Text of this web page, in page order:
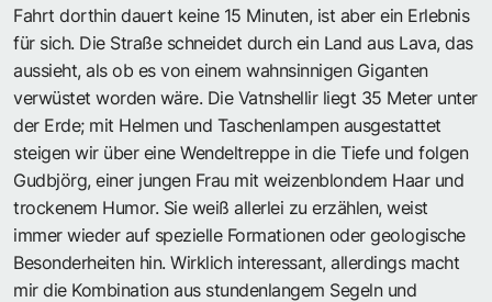
Fahrt dorthin dauert keine 15 Minuten, ist aber ein Erlebnis
für sich. Die Straße schneidet durch ein Land aus Lava, das
aussieht, als ob es von einem wahnsinnigen Giganten
verwüstet worden wäre. Die Vatnshellir liegt 35 Meter unter
der Erde; mit Helmen und Taschenlampen ausgestattet
steigen wir über eine Wendeltreppe in die Tiefe und folgen
Gudbjörg, einer jungen Frau mit weizenblondem Haar und
trockenem Humor. Sie weiß allerlei zu erzählen, weist
immer wieder auf spezielle Formationen oder geologische
Besonderheiten hin. Wirklich interessant, allerdings macht
mir die Kombination aus stundenlangem Segeln und